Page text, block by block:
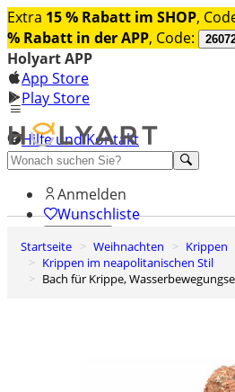
Extra 15 % Rabatt im SHOP,
% Rabatt in der APP, Code:
Holyart APP
App Store
Play Store
Hilfe und Kontakt
Entdecken Sie Premium
Anmelden
Wunschliste
0
Warenkorb
Startseite Weihnachten
Krippen
Krippen im neapolitanischen Stil
Bach für Krippe,